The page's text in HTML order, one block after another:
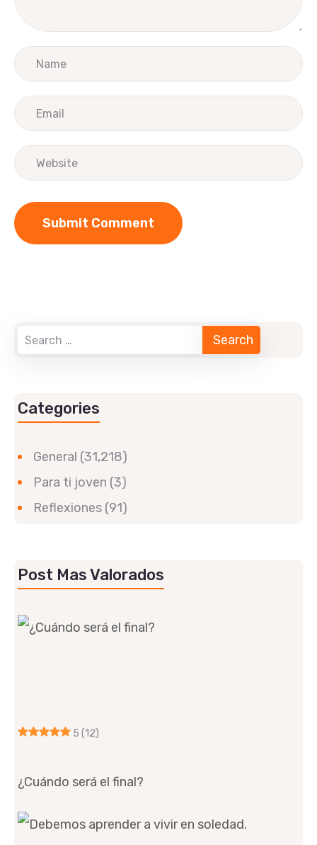
Categories
General (31,218)
Para ti joven (3)
Reflexiones (91)
Post Mas Valorados
5 (12)
¿Cuándo será el final?